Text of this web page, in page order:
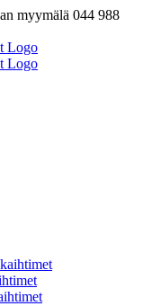
myymälä 044 988